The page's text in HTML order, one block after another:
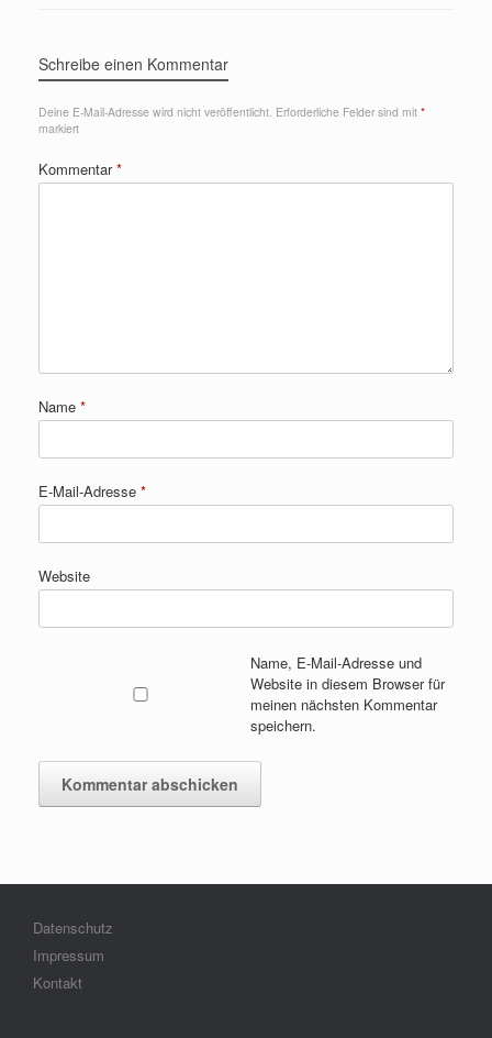
Schreibe einen Kommentar
Deine E-Mail-Adresse wird nicht veröffentlicht. Erforderliche Felder sind mit *
markiert
Kommentar*
Name *
E-Mail-Adresse *
Website
Name, E-Mail-Adresse und
Website in diesem Browser für
meinen nächsten Kommentar
speichern.
Datenschutz
Impressum
Kontakt